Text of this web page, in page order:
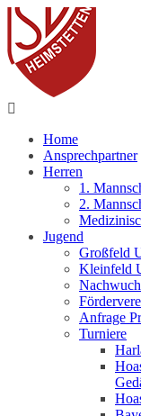
Home
Ansprechpartner
Herren
1.
2.
Jugend
Großfeld
Kleinfeld
Anfrage
Turniere